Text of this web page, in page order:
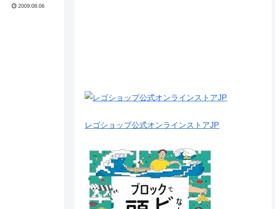
2009.08.06
レゴショップ公式オンラインストアJP